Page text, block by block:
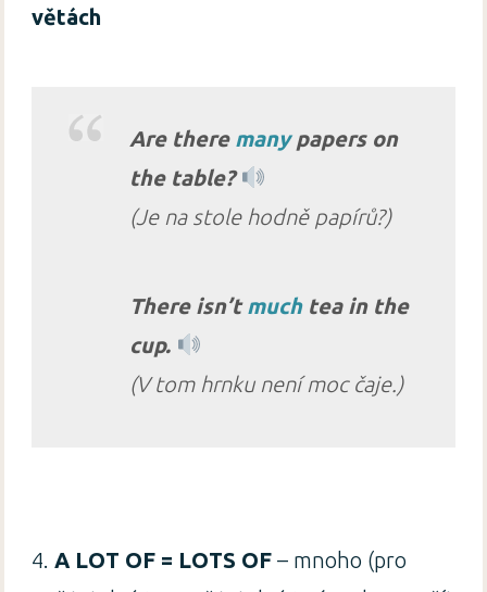
větách
Are there manypapers on
the table?
(Je na stole hodně papírů?)
There isn’t muchtea in the
cup.
(V tom hrnku není moc čaje.)
4. A LOT OF = LOTS OF – mnoho (pro